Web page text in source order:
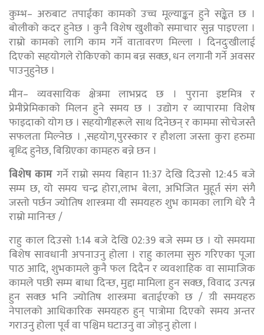
कुम्भ– अरुबाट तपाईंका कामको उच्च मूल्याङ्कन हुने सङ्केत छ ।
बोलीको कदर हुनेछ । कुनै विशेष खुशीको समाचार सुन्न पाइएला ।
राम्रो कामको लागि काम गर्ने वातावरण मिल्ला । दिनदुःखीलाई
दिएको सहयोगले रोकिएको काम बन्न सक्छ, धन लगानी गर्ने अवसर
पाउनुहुनेछ ।
मीन– व्यवसायिक क्षेत्रमा लाभप्रद छ । पुराना इष्टमित्र र
प्रेमीप्रेमिकाको मिलन हुने समय छ । उद्योग र व्यापारमा विशेष
फाइदाको योग छ । सहयोगीहरूले साथ दिनेछन् र काममा सोचेजस्तै
सफलता मिल्नेछ । ,सहयोग,पुरस्कार र हौशला जस्ता कुरा हरुमा
बृध्दि हुनेछ, बिग्रिएका कामहरु बन्ने छन ।
बिशेष काम गर्ने राम्रो समय बिहान 11:37 देखि दिउसो 12:45 बजे
सम्म छ, यो समय चन्द्र होरा,लाभ बेला, अभिजित मुहूर्त संग संगै
जस्तो पर्छन ज्योतिष शास्त्रमा यी समयहरु शुभ कामका लागि धेरै नै
राम्रो मानिन्छ /
राहु काल दिउसो 1:14 बजे देखि 02:39 बजे सम्म छ । यो समयमा
बिशेष सावधानी अपनाउनु होला । राहु कालमा सुरु गरिएका पूजा
पाठ आदि, शुभकामले कुनै फल दिदैन र व्यवशाहिक वा सामाजिक
कामले पछी सम्म बाधा दिन्छ, मुद्दा मामिला हुन सक्छ, विवाद उत्पन्न
हुन सक्छ भनि ज्योतिष शास्त्रमा बताईएको छ / य़ी समयहरु
नेपालको आधिकारिक समयहरु हुन् पात्रोमा दिएको समय अन्तर
गराउनु होला पूर्व वा पश्चिम घटाउनु वा जोड्नु होला ।